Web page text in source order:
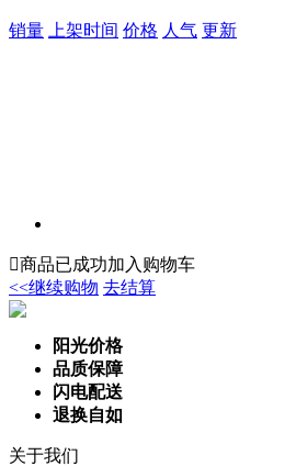
销量 上架时间 价格 人气 更新
商品已成功加入购物车
<<继续购物 去结算
阳光价格
品质保障
闪电配送
退换自如
关于我们